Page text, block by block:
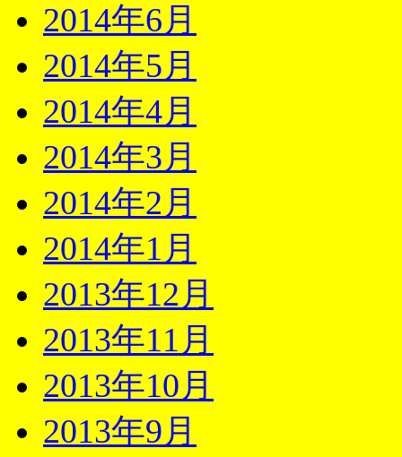
2014年6月
2014年5月
2014年4月
2014年3月
2014年2月
2014年1月
2013年12月
2013年11月
2013年10月
2013年9月